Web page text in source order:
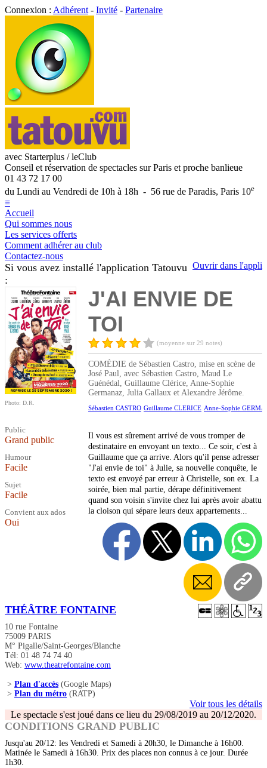
Connexion : Adhérent - Invité - Partenaire
avec Starterplus / leClub
Conseil et réservation de spectacles sur Paris et proche banlieue
01 43 72 17 00
du Lundi au Vendredi de 10h à 18h - 56 rue de Paradis, Paris 10e
≡
Accueil
Qui sommes nous
Les services offerts
Comment adhérer au club
Contactez-nous
Ouvrir dans l'appli
Si vous avez installé l'application Tatouvu
:
Photo: D.R.
Public
Grand public
Humour
Facile
Sujet
Facile
Convient aux ados
Oui
J'AI ENVIE DE
TOI
(moyenne sur 29 notes)
COMÉDIE de Sébastien Castro, mise en scène de
José Paul, avec Sébastien Castro, Maud Le
Guénédal, Guillaume Clérice, Anne-Sophie
Germanaz, Julia Gallaux et Alexandre Jérôme.
Sébastien CASTRO Guillaume CLERICE Anne-Sophie
Il vous est sûrement arrivé de vous tromper de
destinataire en envoyant un texto... Ce soir, c'est à
Guillaume que ça arrive. Alors qu'il pense adresser
"J'ai envie de toi" à Julie, sa nouvelle conquête, le
texto est envoyé par erreur à Christelle, son ex. La
soirée, bien mal partie, dérape définitivement
quand son voisin s'invite chez lui après avoir abattu
la cloison qui sépare leurs deux appartements...
THÉÂTRE FONTAINE
10 rue Fontaine
75009 PARIS
M° Pigalle/Saint-Georges/Blanche
Tél: 01 48 74 74 40
Web: www.theatrefontaine.com
> Plan d'accès (Google Maps)
> Plan du métro (RATP)
Voir tous les détails
Le spectacle s'est joué dans ce lieu du 29/08/2019 au 20/12/2020.
CONDITIONS GRAND PUBLIC
Jusqu'au 20/12: les Vendredi et Samedi à 20h30, le Dimanche à 16h00.
Matinée le Samedi à 16h30. Prix des places non connus à ce jour. Durée
1h30.